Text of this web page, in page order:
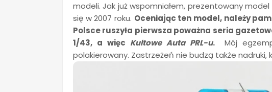
modeli. Jak już wspomniałem, prezentowany
się w 2007 roku. Oceniając ten model, należy
Polsce ruszyła pierwsza poważna seria
1/43, a więc Kultowe Auta PRL-u.Mój
polakierowany. Zastrzeżeń nie budzą także